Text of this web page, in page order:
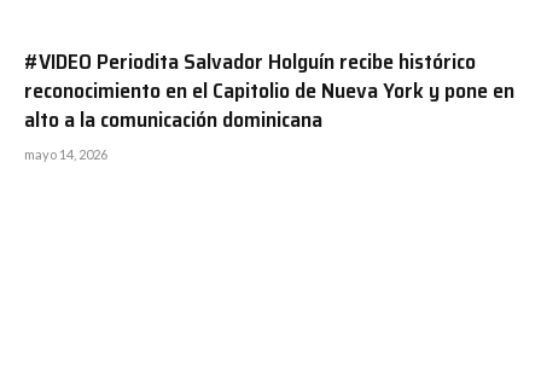
#VIDEO Periodita Salvador Holguín recibe histórico
reconocimiento en el Capitolio de Nueva York y pone en
alto a la comunicación dominicana
mayo 14, 2026